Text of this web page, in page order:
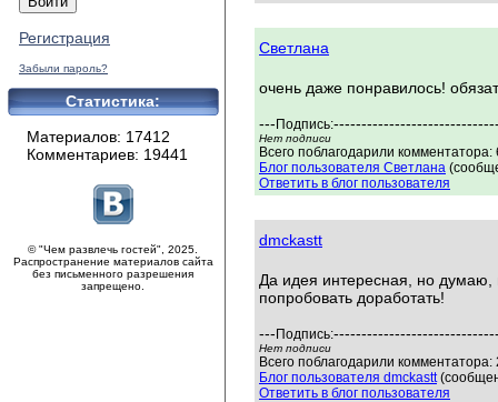
Регистрация
Забыли пароль?
Статистика:
Материалов: 17412
Комментариев: 19441
© "Чем развлечь гостей", 2025.
Распространение материалов сайта
без письменного разрешения
запрещено.
Светлана
очень даже понравилось!
--- Подпись:
Нет подписи
Всего поблагодарили
Блог пользователя Светлана
Ответить в блог пользователя
dmckastt
Да идея интересная, но думаю,
попробовать доработать!
--- Подпись:
Нет подписи
Всего поблагодарили
Блог пользователя dmckastt
Ответить в блог пользователя